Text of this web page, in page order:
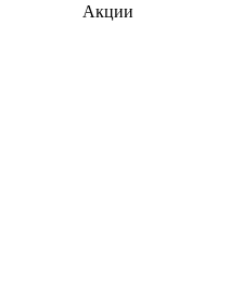
Акции